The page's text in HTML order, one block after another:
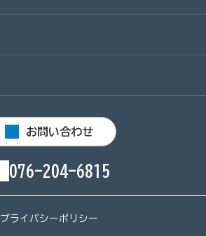
お問い合わせ
076-204-6815
プライバシーポリシー